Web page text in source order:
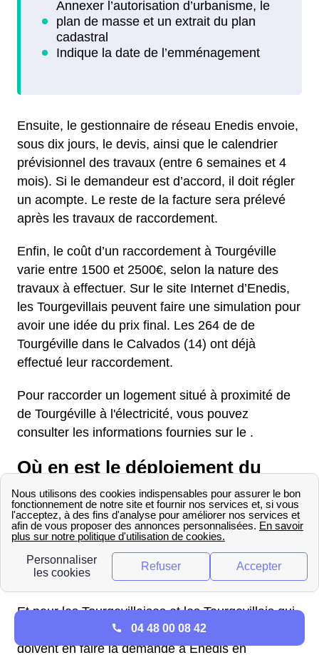
Ensuite, le gestionnaire de réseau Enedis envoie,
sous dix jours, le devis, ainsi que le calendrier
prévisionnel des travaux (entre 6 semaines et 4
mois). Si le demandeur est d’accord, il doit régler
un acompte. Le reste de la facture sera prélevé
après les travaux de raccordement.
Enfin, le coût d’un raccordement à Tourgéville
varie entre 1500 et 2500€, selon la nature des
travaux à effectuer. Sur le site Internet d’Enedis,
les Tourgevillais peuvent faire une simulation pour
avoir une idée du prix final. Les 264 de de
Tourgéville dans le Calvados (14) ont déjà
effectué leur raccordement.
Pour raccorder un logement situé à proximité de
de Tourgéville à l'électricité, vous pouvez
consulter les informations fournies sur le .
Où en est le déploiement du
compteur Linky à Tourgéville ?
Pour savoir quand seront installés les compteurs
Linky à Tourgéville dans Calvados (14), il est
possible de consulter la carte de déploiement sur
le site d’Enedis.
Et pour les Tourgevillaises et les Tourgevillais qui
souhaitent être équipé d’un compteur Linky, ils
doivent en faire la demande à Enedis en
04 48 00 08 42